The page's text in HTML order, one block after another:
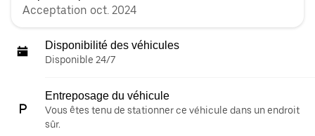
Acceptation oct. 2024
Disponibilité des véhicules
Disponible 24/7
Entreposage du véhicule
Vous êtes tenu de stationner ce véhicule dans un endroit
sûr.